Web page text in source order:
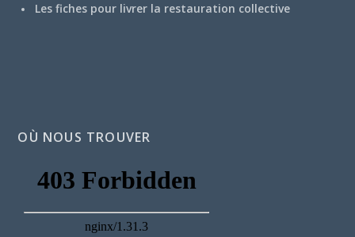
Les fiches pour livrer la restauration collective
OÙ NOUS TROUVER